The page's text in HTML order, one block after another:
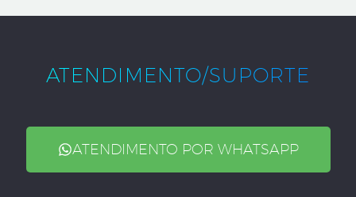
ATENDIMENTO/SUPORTE
ATENDIMENTO POR WHATSAPP